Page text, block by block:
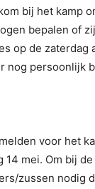
bij het kamp
bepalen of
op de
nog persoonlijk
voor het
14 mei. Om bij
zussen nodig